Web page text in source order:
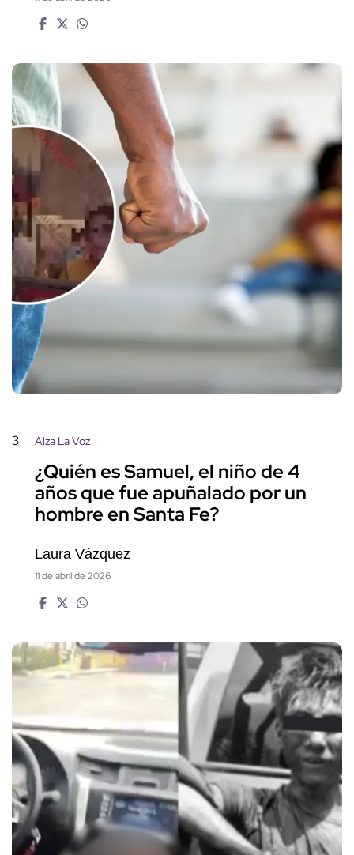
3 Alza La Voz
¿Quién es Samuel, el niño de 4
años que fue apuñalado por un
hombre en Santa Fe?
Laura Vázquez
11 de abril de 2026